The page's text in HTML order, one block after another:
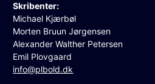
Skribenter:
Michael Kjærbøl
Morten Bruun Jørgensen
Alexander Walther Petersen
Emil Plovgaard
info@plbold.dk